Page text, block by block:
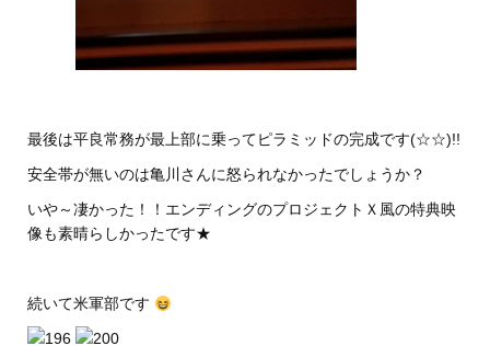
最後は平良常務が最上部に乗ってピラミッドの完成です(☆☆)!!
安全帯が無いのは亀川さんに怒られなかったでしょうか？
いや～凄かった！！エンディングのプロジェクトＸ風の特典映
像も素晴らしかったです★
続いて米軍部です